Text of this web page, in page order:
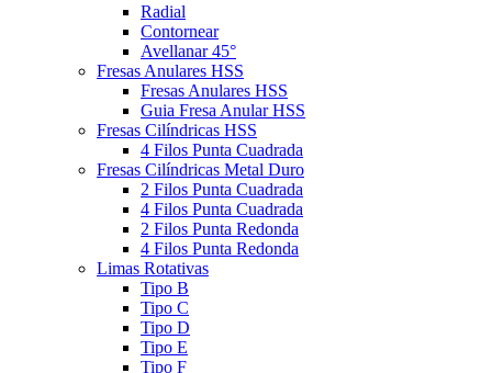
Radial
Contornear
Avellanar 45°
Fresas Anulares HSS
Fresas Anulares HSS
Guia Fresa Anular HSS
Fresas Cilíndricas HSS
4 Filos Punta Cuadrada
Fresas Cilíndricas Metal Duro
2 Filos Punta Cuadrada
4 Filos Punta Cuadrada
2 Filos Punta Redonda
4 Filos Punta Redonda
Limas Rotativas
Tipo B
Tipo C
Tipo D
Tipo E
Tipo F